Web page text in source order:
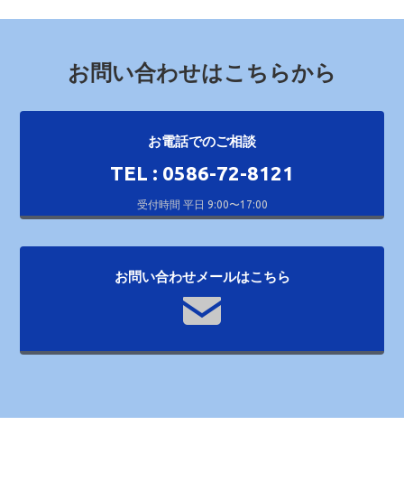
お問い合わせはこちらから
お電話でのご相談
TEL : 0586-72-8121
受付時間 平日 9:00〜17:00
お問い合わせメールはこちら